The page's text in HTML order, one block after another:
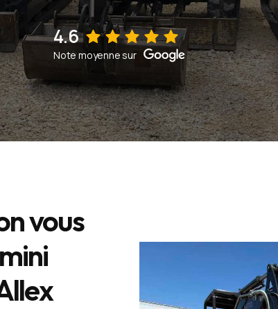
Voir sur la fiche d'établissement Google
4.6
Note moyenne sur
vous